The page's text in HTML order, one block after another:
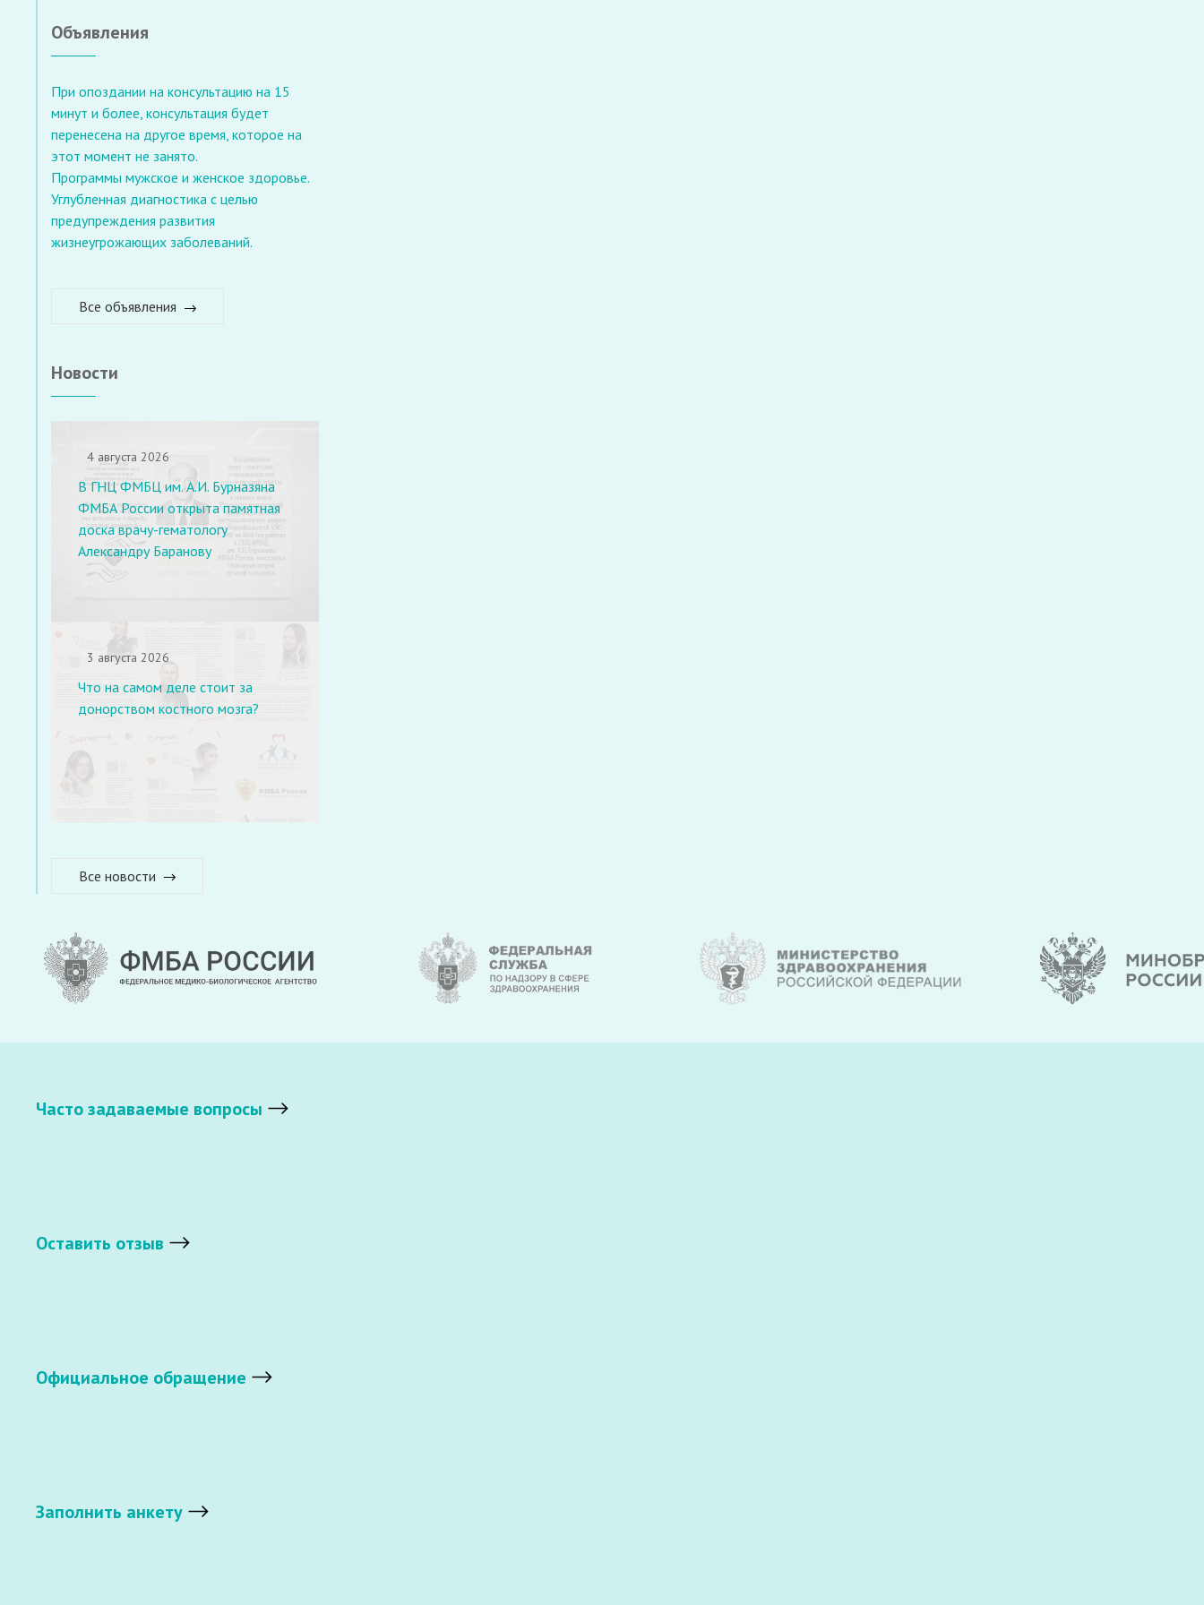
Объявления
При опоздании на консультацию на 15
минут и более, консультация будет
перенесена на другое время, которое на
этот момент не занято.
Программы мужское и женское здоровье.
Углубленная диагностика с целью
предупреждения развития
жизнеугрожающих заболеваний.
Все объявления
Новости
4 августа 2026
В ГНЦ ФМБЦ им. А.И. Бурназяна
ФМБА России открыта памятная
доска врачу-гематологу
Александру Баранову
3 августа 2026
Что на самом деле стоит за
донорством костного мозга?
Все новости
Часто задаваемые вопросы
Оставить отзыв
Официальное обращение
Заполнить анкету